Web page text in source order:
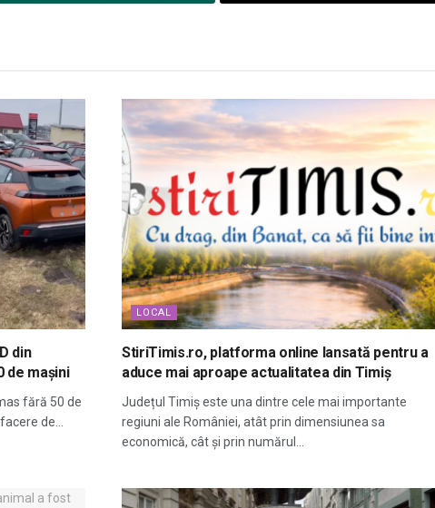
din
de mașini
fără 50 de
de...
LOCAL
StiriTimis.ro, platforma online lansată pentru a
aduce mai aproape actualitatea din Timiș
Județul Timiș este una dintre cele mai importante
regiuni ale României, atât prin dimensiunea sa
economică, cât și prin numărul...